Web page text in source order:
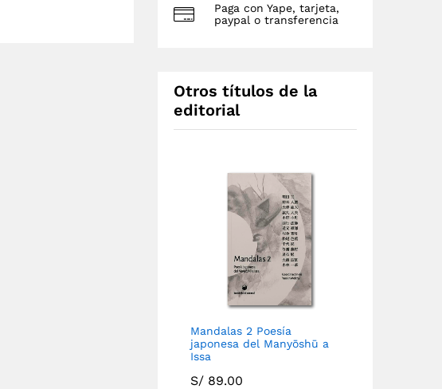
Paga con Yape, tarjeta,
paypal o transferencia
Otros títulos de la
editorial
Mandalas 2 Poesía
japonesa del Manyōshū a
Issa
S/ 89.00